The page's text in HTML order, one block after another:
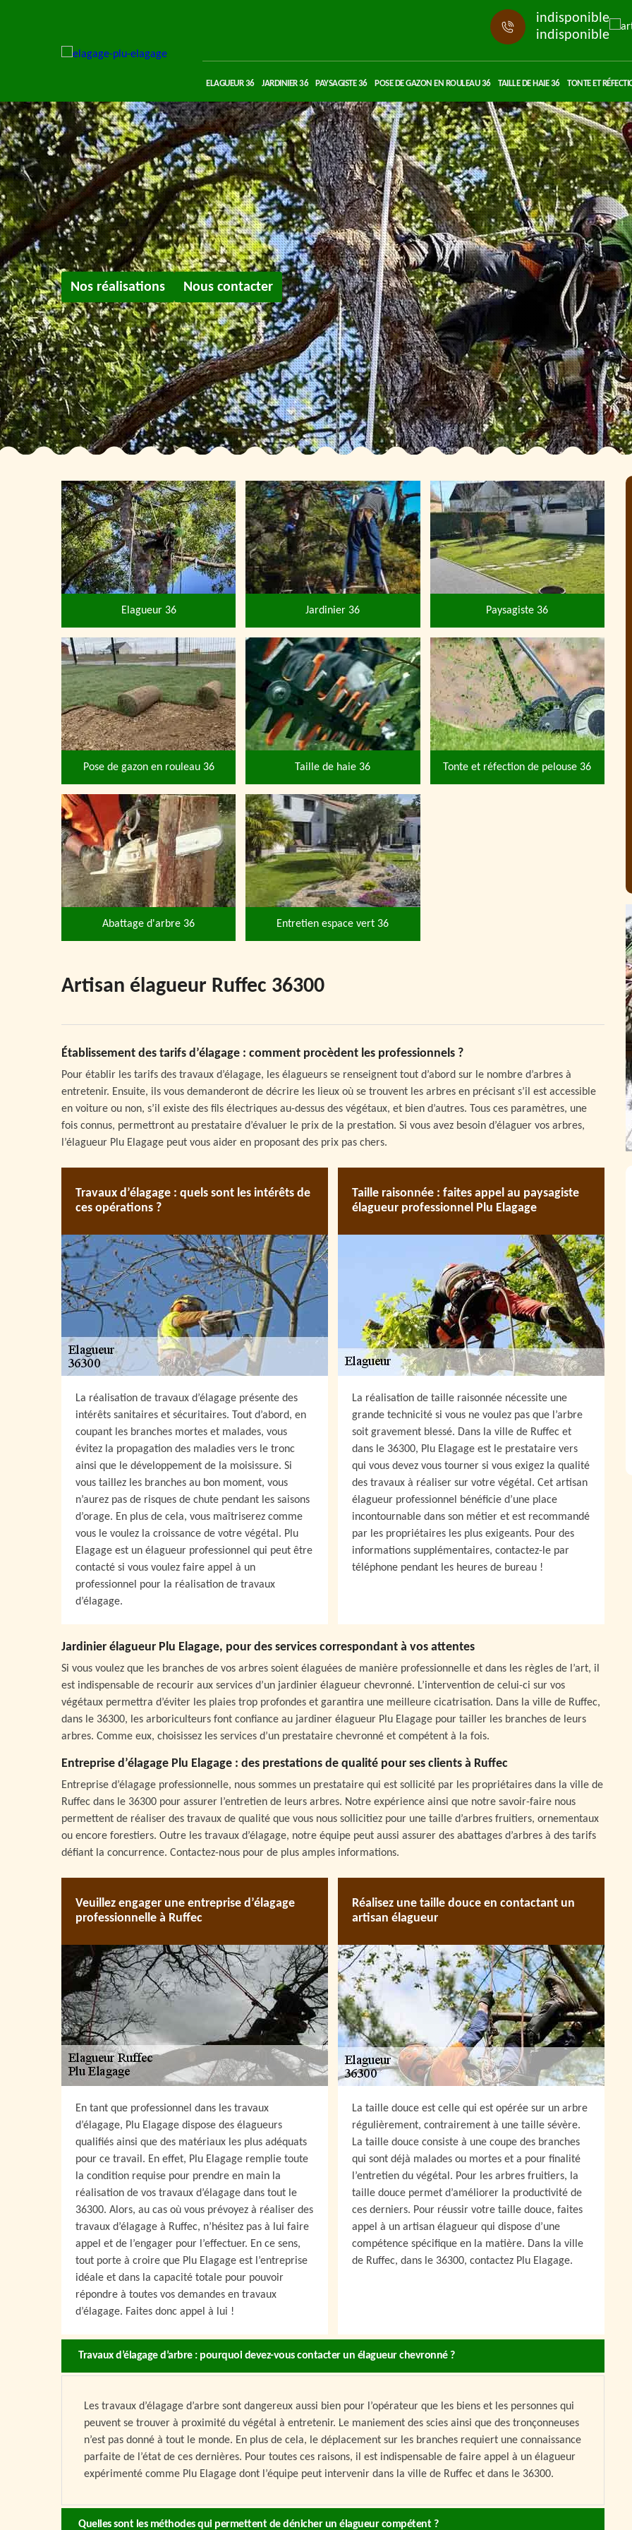
indisponible
indisponible
ELAGUEUR 36 JARDINIER 36 PAYSAGISTE 36 POSE DE GAZON EN ROULEAU 36 TAILLE DE HAIE 36 TONTE ET
Nos réalisations Nous contacter
Elagueur 36 Jardinier 36 Paysagiste 36
Pose de gazon en rouleau 36 Taille de haie 36 Tonte et réfection de pelouse 36
Abattage d'arbre 36 Entretien espace vert 36
Artisan élagueur Ruffec 36300
Établissement des tarifs d’élagage : comment procèdent les professionnels ?
Pour établir les tarifs des travaux d’élagage, les élagueurs se renseignent tout d’abord sur le nombre d’arbres à
entretenir. Ensuite, ils vous demanderont de décrire les lieux où se trouvent les arbres en précisant s’il est accessible
en voiture ou non, s’il existe des fils électriques au-dessus des végétaux, et bien d’autres. Tous ces paramètres, une
fois connus, permettront au prestataire d’évaluer le prix de la prestation. Si vous avez besoin d’élaguer vos arbres,
l’élagueur Plu Elagage peut vous aider en proposant des prix pas chers.
Travaux d’élagage : quels sont les intérêts de
ces opérations ?
La réalisation de travaux d’élagage présente des
intérêts sanitaires et sécuritaires. Tout d’abord, en
coupant les branches mortes et malades, vous
évitez la propagation des maladies vers le tronc
ainsi que le développement de la moisissure. Si
vous taillez les branches au bon moment, vous
n’aurez pas de risques de chute pendant les saisons
d’orage. En plus de cela, vous maîtriserez comme
vous le voulez la croissance de votre végétal. Plu
Elagage est un élagueur professionnel qui peut être
contacté si vous voulez faire appel à un
professionnel pour la réalisation de travaux
d’élagage.
Taille raisonnée : faites appel au paysagiste
élagueur professionnel Plu Elagage
La réalisation de taille raisonnée nécessite une
grande technicité si vous ne voulez pas que l’arbre
soit gravement blessé. Dans la ville de Ruffec et
dans le 36300, Plu Elagage est le prestataire vers
qui vous devez vous tourner si vous exigez la qualité
des travaux à réaliser sur votre végétal. Cet artisan
élagueur professionnel bénéficie d’une place
incontournable dans son métier et est recommandé
par les propriétaires les plus exigeants. Pour des
informations supplémentaires, contactez-le par
téléphone pendant les heures de bureau !
Jardinier élagueur Plu Elagage, pour des services correspondant à vos attentes
Si vous voulez que les branches de vos arbres soient élaguées de manière professionnelle et dans les règles de l’art, il
est indispensable de recourir aux services d’un jardinier élagueur chevronné. L’intervention de celui-ci sur vos
végétaux permettra d’éviter les plaies trop profondes et garantira une meilleure cicatrisation. Dans la ville de Ruffec,
dans le 36300, les arboriculteurs font confiance au jardiner élagueur Plu Elagage pour tailler les branches de leurs
arbres. Comme eux, choisissez les services d’un prestataire chevronné et compétent à la fois.
Entreprise d’élagage Plu Elagage : des prestations de qualité pour ses clients à Ruffec
Entreprise d’élagage professionnelle, nous sommes un prestataire qui est sollicité par les propriétaires dans la ville de
Ruffec dans le 36300 pour assurer l’entretien de leurs arbres. Notre expérience ainsi que notre savoir-faire nous
permettent de réaliser des travaux de qualité que vous nous sollicitiez pour une taille d’arbres fruitiers, ornementaux
ou encore forestiers. Outre les travaux d’élagage, notre équipe peut aussi assurer des abattages d’arbres à des tarifs
défiant la concurrence. Contactez-nous pour de plus amples informations.
Veuillez engager une entreprise d’élagage
professionnelle à Ruffec
En tant que professionnel dans les travaux
d’élagage, Plu Elagage dispose des élagueurs
qualifiés ainsi que des matériaux les plus adéquats
pour ce travail. En effet, Plu Elagage remplie toute
la condition requise pour prendre en main la
réalisation de vos travaux d’élagage dans tout le
36300. Alors, au cas où vous prévoyez à réaliser des
travaux d’élagage à Ruffec, n’hésitez pas à lui faire
appel et de l’engager pour l’effectuer. En ce sens,
tout porte à croire que Plu Elagage est l’entreprise
idéale et dans la capacité totale pour pouvoir
répondre à toutes vos demandes en travaux
d’élagage. Faites donc appel à lui !
Réalisez une taille douce en contactant un
artisan élagueur
La taille douce est celle qui est opérée sur un arbre
régulièrement, contrairement à une taille sévère.
La taille douce consiste à une coupe des branches
qui sont déjà malades ou mortes et a pour finalité
l’entretien du végétal. Pour les arbres fruitiers, la
taille douce permet d’améliorer la productivité de
ces derniers. Pour réussir votre taille douce, faites
appel à un artisan élagueur qui dispose d’une
compétence spécifique en la matière. Dans la ville
de Ruffec, dans le 36300, contactez Plu Elagage.
Travaux d’élagage d’arbre : pourquoi devez-vous contacter un élagueur chevronné ?
Les travaux d’élagage d’arbre sont dangereux aussi bien pour l’opérateur que les biens et les personnes qui
peuvent se trouver à proximité du végétal à entretenir. Le maniement des scies ainsi que des tronçonneuses
n’est pas donné à tout le monde. En plus de cela, le déplacement sur les branches requiert une connaissance
parfaite de l’état de ces dernières. Pour toutes ces raisons, il est indispensable de faire appel à un élagueur
expérimenté comme Plu Elagage dont l’équipe peut intervenir dans la ville de Ruffec et dans le 36300.
Quelles sont les méthodes qui permettent de dénicher un élagueur compétent ?